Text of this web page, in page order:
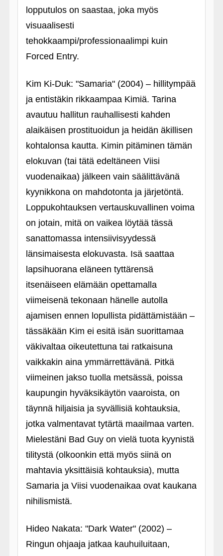
lopputulos on saastaa, joka myös
visuaalisesti
tehokkaampi/professionaalimpi kuin
Forced Entry.
Kim Ki-Duk: "Samaria" (2004) – hillitympää
ja entistäkin rikkaampaa Kimiä. Tarina
avautuu hallitun rauhallisesti kahden
alaikäisen prostituoidun ja heidän äkillisen
kohtalonsa kautta. Kimin pitäminen tämän
elokuvan (tai tätä edeltäneen Viisi
vuodenaikaa) jälkeen vain säälittävänä
kyynikkona on mahdotonta ja järjetöntä.
Loppukohtauksen vertauskuvallinen voima
on jotain, mitä on vaikea löytää tässä
sanattomassa intensiivisyydessä
länsimaisesta elokuvasta. Isä saattaa
lapsihuorana eläneen tyttärensä
itsenäiseen elämään opettamalla
viimeisenä tekonaan hänelle autolla
ajamisen ennen lopullista pidättämistään –
tässäkään Kim ei esitä isän suorittamaa
väkivaltaa oikeutettuna tai ratkaisuna
vaikkakin aina ymmärrettävänä. Pitkä
viimeinen jakso tuolla metsässä, poissa
kaupungin hyväksikäytön vaaroista, on
täynnä hiljaisia ja syvällisiä kohtauksia,
jotka valmentavat tytärtä maailmaa varten.
Mielestäni Bad Guy on vielä tuota kyynistä
tilitystä (olkoonkin että myös siinä on
mahtavia yksittäisiä kohtauksia), mutta
Samaria ja Viisi vuodenaikaa ovat kaukana
nihilismistä.
Hideo Nakata: "Dark Water" (2002) –
Ringun ohjaaja jatkaa kauhuiluitaan,